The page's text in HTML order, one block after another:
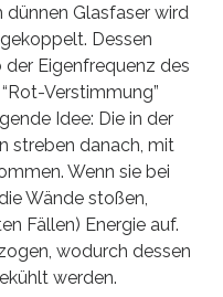
Glasfaser wird
Dessen
Eigenfrequenz des
Verstimmung”
Idee: Die in der
streben danach, mit
Wenn sie bei
Wände stoßen,
Fällen) Energie auf.
wodurch dessen
werden.